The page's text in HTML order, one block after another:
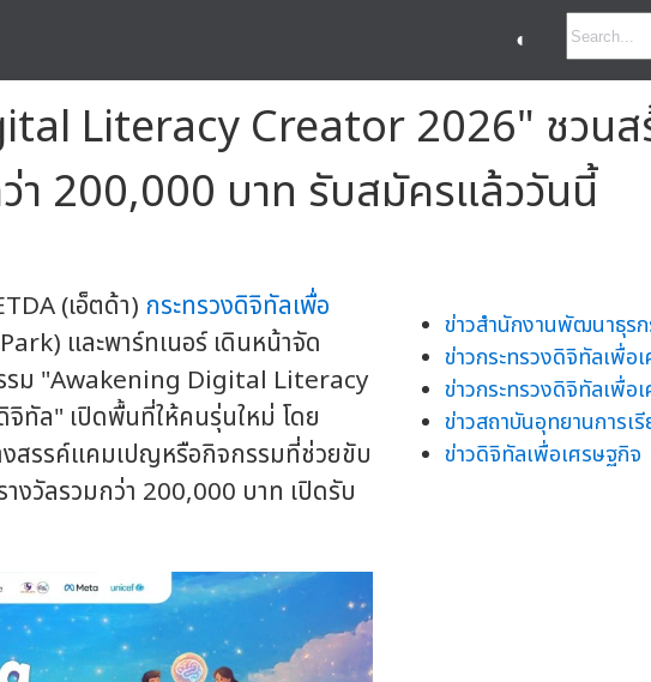
◐
Literacy Creator 2026" ชวนส
า 200,000 บาท รับสมัครแล้ววันนี้
(เอ็ตด้า) กระทรวงดิจิทัลเพื่อ
และพาร์ทเนอร์ เดินหน้าจัด
รม "Awakening Digital Literacy
ทัล" เปิดพื้นที่ให้คนรุ่นใหม่ โดย
งสรรค์แคมเปญหรือกิจกรรมที่ช่วยขับ
งวัลรวมกว่า 200,000 บาท เปิดรับ
ข่าวสำนักงานพัฒนาธุร
ข่าวกระทรวงดิจิทัลเพื่อ
ข่าวกระทรวงดิจิทัลเพื่อ
ข่าวสถาบันอุทยานการเ
ข่าวดิจิทัลเพื่อเศรษฐกิจ